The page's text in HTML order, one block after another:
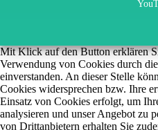
Mit Klick auf den Button erklären
Verwendung von Cookies durch
einverstanden. An dieser Stelle
Cookies widersprechen bzw. Ihre
Einsatz von Cookies erfolgt, um
analysieren und unser Angebot zu
von Drittanbietern erhalten Sie